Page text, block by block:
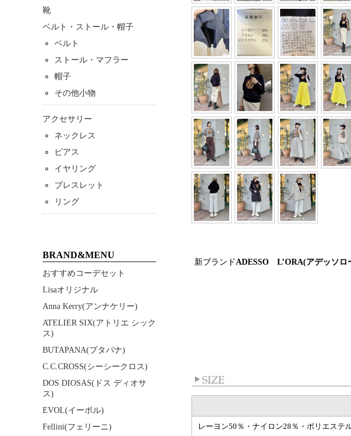
新ブランドADESSO L’ORA(アデッソロ
レーヨン50％・ナイロン28％・ポリエステ
靴
ベルト・ストール・帽子
ベルト
ストール・マフラー
帽子
その他小物
アクセサリー
ネックレス
ピアス
イヤリング
ブレスレット
リング
BRAND&MENU
おすすめコーデセット
Lisaオリジナル
Anna Kerry(アンナケリー)
ATELIER SIX(アトリエ シック
ス)
BUTAPANA(ブタパナ)
C.C.CROSS(シーシークロス)
DOS DIOSAS(ドス ディオサ
ス)
EVOL(イーボル)
Fellini(フェリーニ)